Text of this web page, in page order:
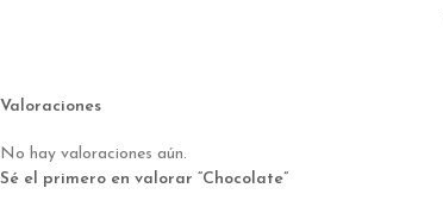
Valoraciones
No hay valoraciones aún.
Sé el primero en valorar “Chocolate”